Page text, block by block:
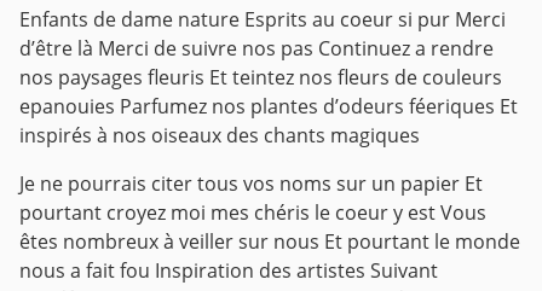
Enfants de dame nature Esprits au coeur si pur Merci
d’être là Merci de suivre nos pas Continuez a rendre
nos paysages fleuris Et teintez nos fleurs de couleurs
epanouies Parfumez nos plantes d’odeurs féeriques Et
inspirés à nos oiseaux des chants magiques
Je ne pourrais citer tous vos noms sur un papier Et
pourtant croyez moi mes chéris le coeur y estVous
êtes nombreux à veiller sur nous Et pourtant le monde
nous a fait fou Inspiration des artistes Suivant